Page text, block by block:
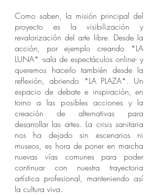
Como saben, la misión principal del
proyecto es la visibilización y
revalorización del arte libre. Desde la
acción, por ejemplo creando *LA
LUNA* -sala de espectáculos online- y
queremos hacerlo también desde la
reflexión, abriendo *LA PLAZA*. Un
espacio de debate e inspiración, en
torno a las posibles acciones y la
creación de alternativas para
desarrollar las artes. La crisis sanitaria
nos ha dejado sin escenarios ni
museos, es hora de poner en marcha
nuevas vías comunes para poder
continuar con nuestra trayectoria
artística profesional, manteniendo así
la cultura viva.